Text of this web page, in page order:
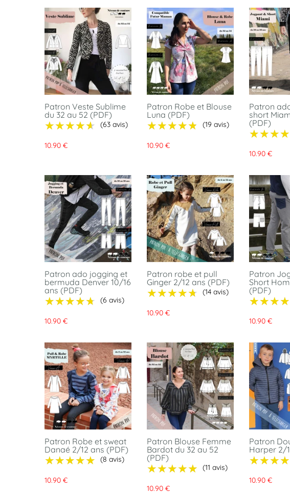
Patron Veste Sublime
du 32 au 52 (PDF)
★★★★★
★★★★★ (63 avis)
10.90 €
Patron Robe et Blouse
Luna (PDF)
★★★★★
★★★★★ (19 avis)
10.90 €
Patron
short
(PDF)
10.90 €
Patron ado jogging et
bermuda Denver 10/16
ans (PDF)
★★★★★
★★★★★ (6 avis)
10.90 €
Patron robe et pull
Ginger 2/12 ans (PDF)
★★★★★
★★★★★ (14 avis)
10.90 €
Patron
Short
(PDF)
10.90 €
Patron Robe et sweat
Danaé 2/12 ans (PDF)
★★★★★
★★★★★ (8 avis)
10.90 €
Patron Blouse Femme
Bardot du 32 au 52
(PDF)
★★★★★
★★★★★ (11 avis)
10.90 €
Patron
Harper 2/
10.90 €